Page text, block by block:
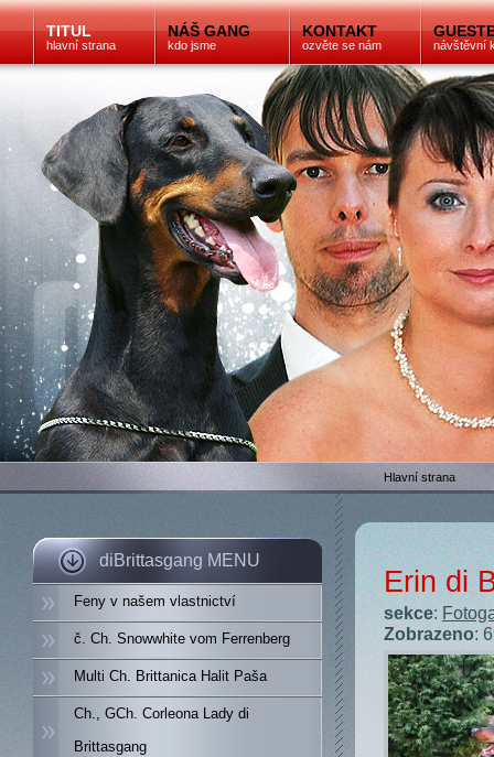
TITUL
hlavní strana
NÁŠ GANG
kdo jsme
KONTAKT
ozvěte se nám návštěvní
diBrittasgang MENU
Feny v našem vlastnictví
č. Ch. Snowwhite vom Ferrenberg
Multi Ch. Brittanica Halit Paša
Ch., GCh. Corleona Lady di
Brittasgang
Hlavní strana
Erin di
sekce:
Zobrazeno: